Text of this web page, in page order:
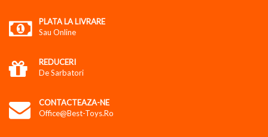
PLATA LA LIVRARE
Sau Online
REDUCERI
De Sarbatori
CONTACTEAZA-NE
Office@best-Toys.ro